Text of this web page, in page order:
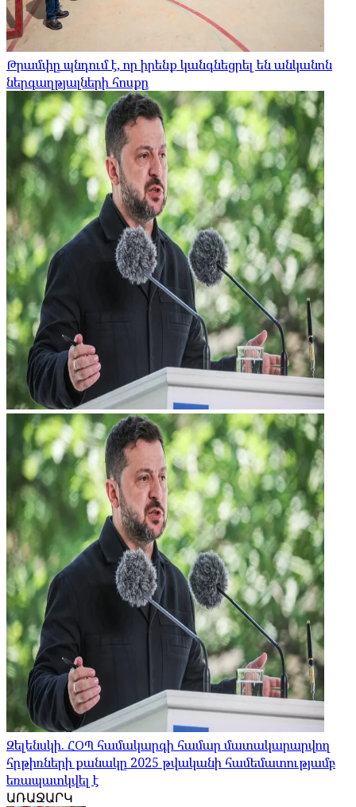
Թրամփը պնդում է, որ իրենք կանգնեցրել են անկանոն
ներգաղթյալների հոսքը
Զելենսկի. ՀՕՊ համակարգի համար մատակարարվող
հրթիռների քանակը 2025 թվականի համեմատությամբ
եռապատկվել է
ԱՌԱՋԱՐԿ